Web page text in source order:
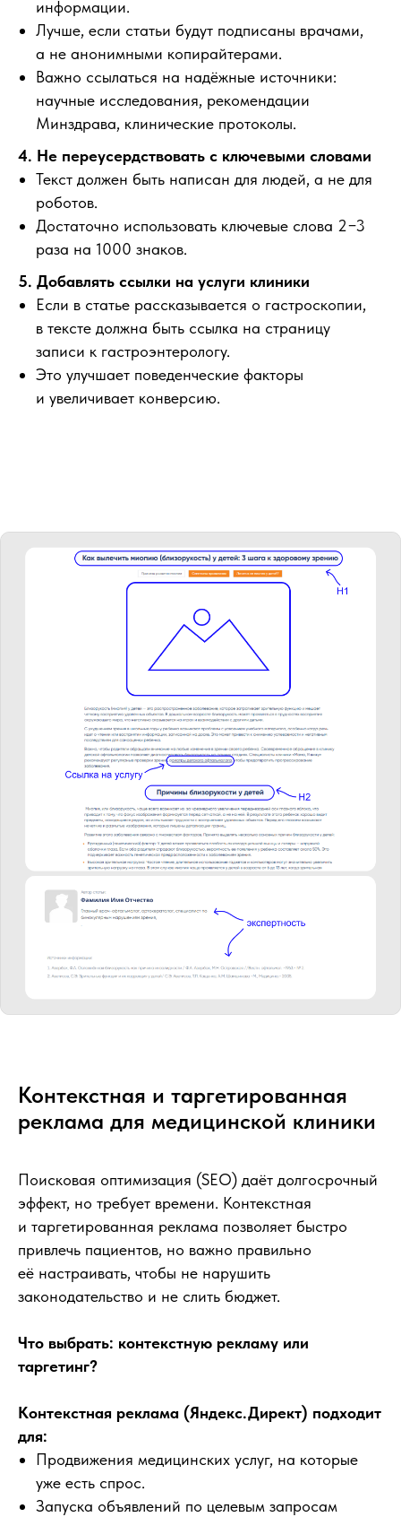
информации.
Лучше, если статьи будут подписаны врачами,
а не анонимными копирайтерами.
Важно ссылаться на надёжные источники:
научные исследования, рекомендации
Минздрава, клинические протоколы.
4. Не переусердствовать с ключевыми словами
Текст должен быть написан для людей, а не для
роботов.
Достаточно использовать ключевые слова 2−3
раза на 1000 знаков.
5. Добавлять ссылки на услуги клиники
Если в статье рассказывается о гастроскопии,
в тексте должна быть ссылка на страницу
записи к гастроэнтерологу.
Это улучшает поведенческие факторы
и увеличивает конверсию.
Контекстная и таргетированная
реклама для медицинской клиники
Поисковая оптимизация (SEO) даёт долгосрочный
эффект, но требует времени. Контекстная
и таргетированная реклама позволяет быстро
привлечь пациентов, но важно правильно
её настраивать, чтобы не нарушить
законодательство и не слить бюджет.
Что выбрать: контекстную рекламу или
таргетинг?
Контекстная реклама (Яндекс.Директ) подходит
для:
Продвижения медицинских услуг, на которые
уже есть спрос.
Запуска объявлений по целевым запросам